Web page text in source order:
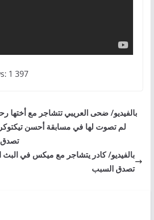
1 397
بالفيديو/ ضحى العريبي تتشاجر مع أختها
لم تصوت لها في مسابقة أحسن
بالفيديو/ كادر يتشاجر مع ميكس في البث
تصدق السبب